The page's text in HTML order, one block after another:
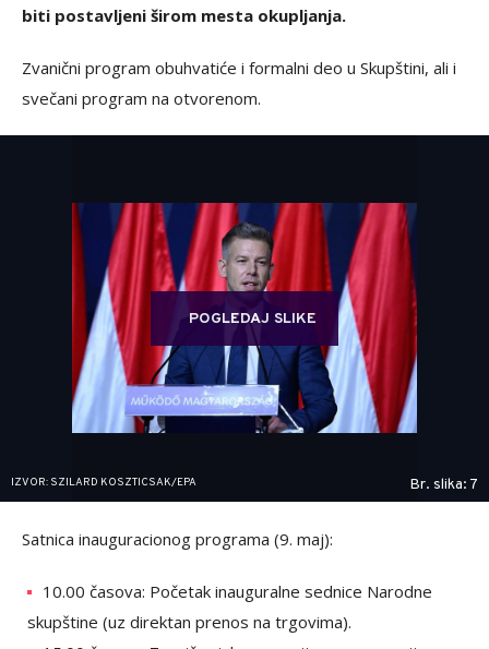
biti postavljeni širom mesta okupljanja.
Zvanični program obuhvatiće i formalni deo u Skupštini, ali i
svečani program na otvorenom.
POGLEDAJ SLIKE
IZVOR: SZILARD KOSZTICSAK/EPA Br. slika: 7
Satnica inauguracionog programa (9. maj):
10.00 časova: Početak inauguralne sednice Narodne
skupštine (uz direktan prenos na trgovima).